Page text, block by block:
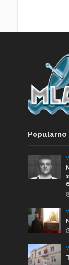
Popularno